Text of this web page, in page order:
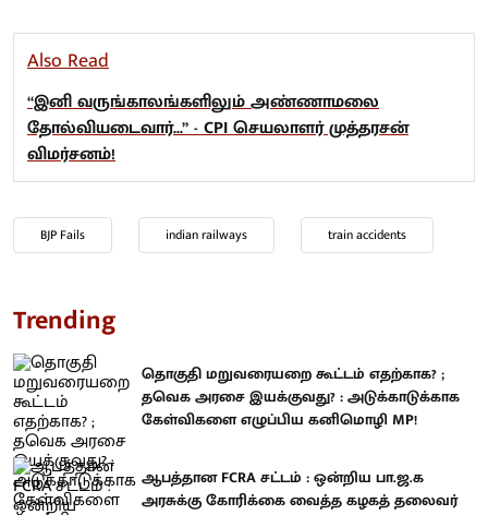
Also Read
“இனி வருங்காலங்களிலும் அண்ணாமலை
தோல்வியடைவார்...” - CPI செயலாளர் முத்தரசன்
விமர்சனம்!
BJP Fails indian railways train accidents
Trending
தொகுதி மறுவரையறை கூட்டம் எதற்காக? ;
தவெக அரசை இயக்குவது? : அடுக்காடுக்காக
கேள்விகளை எழுப்பிய கனிமொழி MP!
ஆபத்தான FCRA சட்டம் : ஒன்றிய பா.ஜ.க
அரசுக்கு கோரிக்கை வைத்த கழகத் தலைவர்